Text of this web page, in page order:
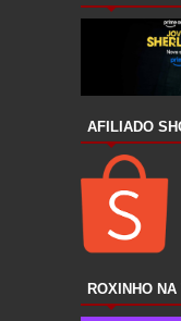
AFILIADO
ROXINHO NA